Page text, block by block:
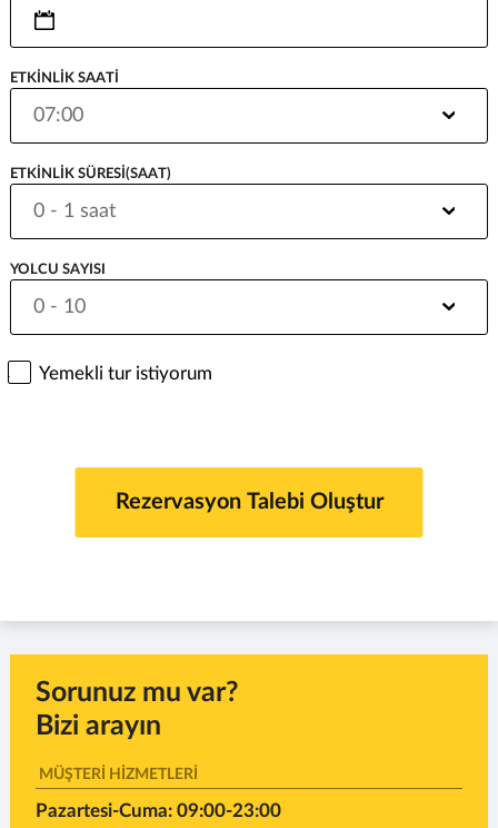
ETKİNLİK SAATİ
ETKİNLİK SÜRESİ(SAAT)
YOLCU SAYISI
Yemekli tur istiyorum
Sorunuz mu var?
Bizi arayın
MÜŞTERİ HİZMETLERİ
Pazartesi-Cuma: 09:00-23:00